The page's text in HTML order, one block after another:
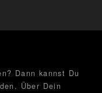
Dann kannst Du
Über Dein